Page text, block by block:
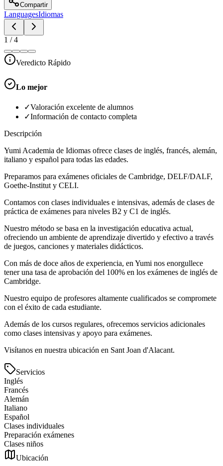
Compartir
LanguagesIdiomas
1 /4
Veredicto Rápido
Lo mejor
✓Valoración excelente de alumnos
✓Información de contacto completa
Descripción
Yumi Academia de Idiomas ofrece clases de inglés, francés, alemán,
italiano y español para todas las edades.
Preparamos para exámenes oficiales de Cambridge, DELF/DALF,
Goethe-Institut y CELI.
Contamos con clases individuales e intensivas, además de clases de
práctica de exámenes para niveles B2 y C1 de inglés.
Nuestro método se basa en la investigación educativa actual,
ofreciendo un ambiente de aprendizaje divertido y efectivo a través
de juegos, canciones y materiales didácticos.
Con más de doce años de experiencia, en Yumi nos enorgullece
tener una tasa de aprobación del 100% en los exámenes de inglés de
Cambridge.
Nuestro equipo de profesores altamente cualificados se compromete
con el éxito de cada estudiante.
Además de los cursos regulares, ofrecemos servicios adicionales
como clases intensivas y apoyo para exámenes.
Visítanos en nuestra ubicación en Sant Joan d'Alacant.
Servicios
Inglés
Francés
Alemán
Italiano
Español
Clases individuales
Preparación exámenes
Clases niños
Ubicación